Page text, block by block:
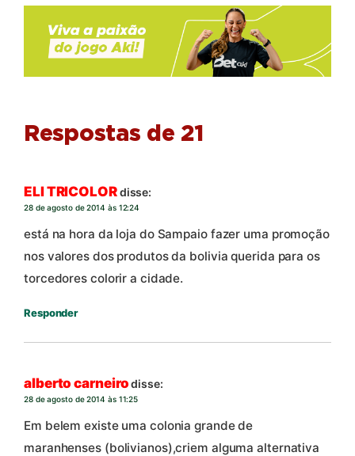
Respostas de 21
ELI TRICOLORdisse:
28 de agosto de 2014 às 12:24
está na hora da loja do Sampaio fazer uma promoção
nos valores dos produtos da bolivia querida para os
torcedores colorir a cidade.
Responder
alberto carneirodisse:
28 de agosto de 2014 às 11:25
Em belem existe uma colonia grande de
maranhenses (bolivianos),criem alguma alternativa